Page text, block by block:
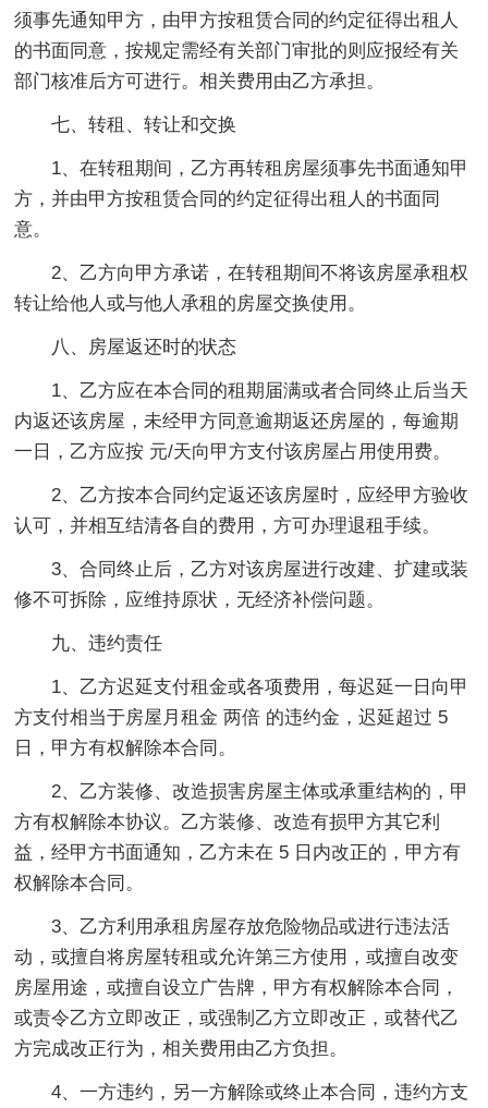
须事先通知甲方，由甲方按租赁合同的约定征得出租人
的书面同意，按规定需经有关部门审批的则应报经有关
部门核准后方可进行。相关费用由乙方承担。
七、转租、转让和交换
1、在转租期间，乙方再转租房屋须事先书面通知甲
方，并由甲方按租赁合同的约定征得出租人的书面同
意。
2、乙方向甲方承诺，在转租期间不将该房屋承租权
转让给他人或与他人承租的房屋交换使用。
八、房屋返还时的状态
1、乙方应在本合同的租期届满或者合同终止后当天
内返还该房屋，未经甲方同意逾期返还房屋的，每逾期
一日，乙方应按 元/天向甲方支付该房屋占用使用费。
2、乙方按本合同约定返还该房屋时，应经甲方验收
认可，并相互结清各自的费用，方可办理退租手续。
3、合同终止后，乙方对该房屋进行改建、扩建或装
修不可拆除，应维持原状，无经济补偿问题。
九、违约责任
1、乙方迟延支付租金或各项费用，每迟延一日向甲
方支付相当于房屋月租金 两倍 的违约金，迟延超过 5
日，甲方有权解除本合同。
2、乙方装修、改造损害房屋主体或承重结构的，甲
方有权解除本协议。乙方装修、改造有损甲方其它利
益，经甲方书面通知，乙方未在 5 日内改正的，甲方有
权解除本合同。
3、乙方利用承租房屋存放危险物品或进行违法活
动，或擅自将房屋转租或允许第三方使用，或擅自改变
房屋用途，或擅自设立广告牌，甲方有权解除本合同，
或责令乙方立即改正，或强制乙方立即改正，或替代乙
方完成改正行为，相关费用由乙方负担。
4、一方违约，另一方解除或终止本合同，违约方支